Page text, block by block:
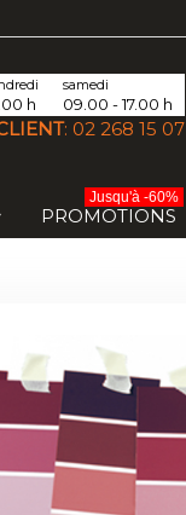
h
samedi
09.00 - 17.00 h
: 02 268 15 07
PROMOTIONS
Jusqu'à -60%